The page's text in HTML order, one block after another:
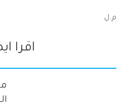
م.ل
اقرا